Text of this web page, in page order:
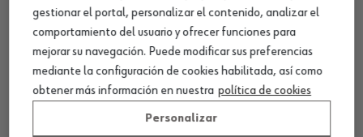
CENTRO LOGÍSTICO / MUSEO
SOBRE WÜRTH
gestionar el portal, personalizar el contenido, analizar el
comportamiento del usuario y ofrecer funciones para
mejorar su navegación. Puede modificar sus preferencias
mediante la configuración de cookies habilitada, así como
obtener más información en nuestra política de cookies
Personalizar